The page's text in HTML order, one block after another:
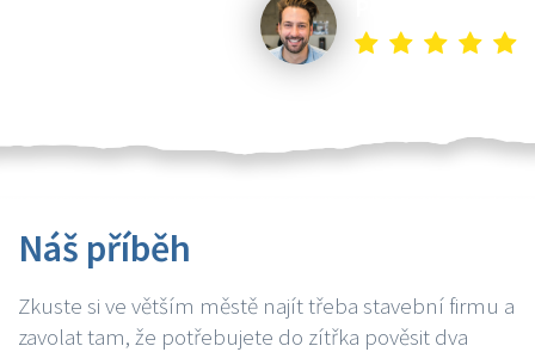
Náš příběh
Zkuste si ve větším městě najít třeba stavební firmu a
zavolat tam, že potřebujete do zítřka pověsit dva